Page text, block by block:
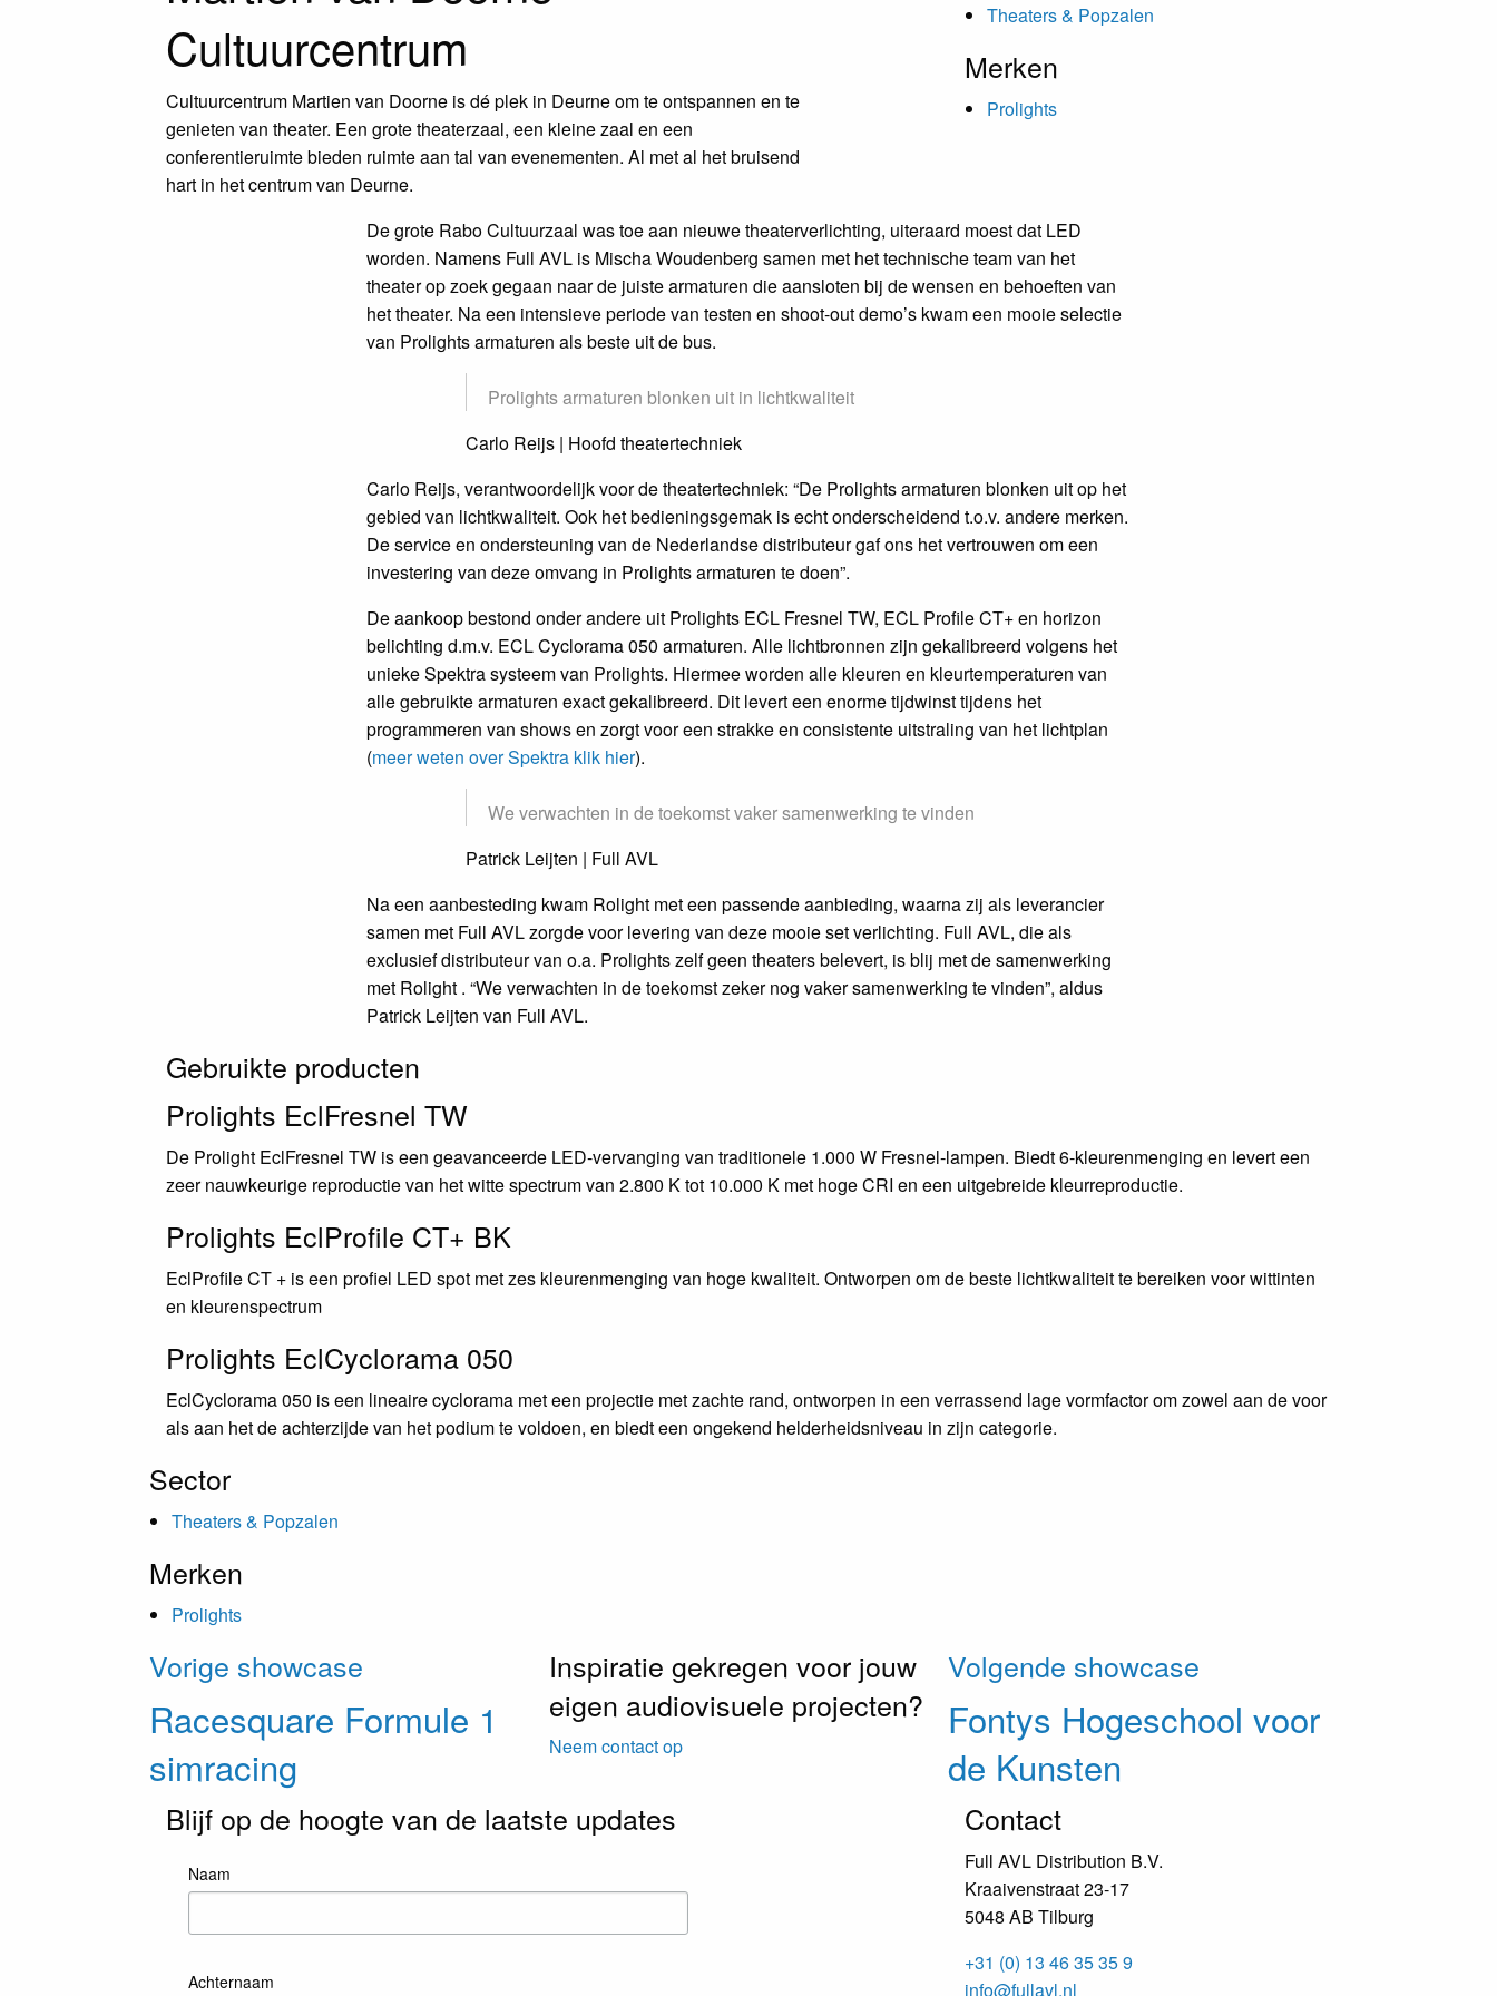
Cultuurcentrum
Cultuurcentrum Martien van Doorne is dé plek in Deurne om te ontspannen en te
genieten van theater. Een grote theaterzaal, een kleine zaal en een
conferentieruimte bieden ruimte aan tal van evenementen. Al met al het bruisend
hart in het centrum van Deurne.
Theaters & Popzalen
Merken
Prolights
De grote Rabo Cultuurzaal was toe aan nieuwe theaterverlichting, uiteraard moest dat LED
worden. Namens Full AVL is Mischa Woudenberg samen met het technische team van het
theater op zoek gegaan naar de juiste armaturen die aansloten bij de wensen en behoeften van
het theater. Na een intensieve periode van testen en shoot-out demo’s kwam een mooie selectie
van Prolights armaturen als beste uit de bus.
Prolights armaturen blonken uit in lichtkwaliteit
Carlo Reijs | Hoofd theatertechniek
Carlo Reijs, verantwoordelijk voor de theatertechniek: “De Prolights armaturen blonken uit op het
gebied van lichtkwaliteit. Ook het bedieningsgemak is echt onderscheidend t.o.v. andere merken.
De service en ondersteuning van de Nederlandse distributeur gaf ons het vertrouwen om een
investering van deze omvang in Prolights armaturen te doen”.
De aankoop bestond onder andere uit Prolights ECL Fresnel TW, ECL Profile CT+ en horizon
belichting d.m.v. ECL Cyclorama 050 armaturen. Alle lichtbronnen zijn gekalibreerd volgens het
unieke Spektra systeem van Prolights. Hiermee worden alle kleuren en kleurtemperaturen van
alle gebruikte armaturen exact gekalibreerd. Dit levert een enorme tijdwinst tijdens het
programmeren van shows en zorgt voor een strakke en consistente uitstraling van het lichtplan
(meer weten over Spektra klik hier).
We verwachten in de toekomst vaker samenwerking te vinden
Patrick Leijten | Full AVL
Na een aanbesteding kwam Rolight met een passende aanbieding, waarna zij als leverancier
samen met Full AVL zorgde voor levering van deze mooie set verlichting. Full AVL, die als
exclusief distributeur van o.a. Prolights zelf geen theaters belevert, is blij met de samenwerking
met Rolight . “We verwachten in de toekomst zeker nog vaker samenwerking te vinden”, aldus
Patrick Leijten van Full AVL.
Gebruikte producten
Prolights EclFresnel TW
De Prolight EclFresnel TW is een geavanceerde LED-vervanging van traditionele 1.000 W Fresnel-lampen. Biedt 6-kleurenmenging en levert een
zeer nauwkeurige reproductie van het witte spectrum van 2.800 K tot 10.000 K met hoge CRI en een uitgebreide kleurreproductie.
Prolights EclProfile CT+ BK
EclProfile CT + is een profiel LED spot met zes kleurenmenging van hoge kwaliteit. Ontworpen om de beste lichtkwaliteit te bereiken voor wittinten
en kleurenspectrum
Prolights EclCyclorama 050
EclCyclorama 050 is een lineaire cyclorama met een projectie met zachte rand, ontworpen in een verrassend lage vormfactor om zowel aan de voor
als aan het de achterzijde van het podium te voldoen, en biedt een ongekend helderheidsniveau in zijn categorie.
Sector
Theaters & Popzalen
Merken
Prolights
Vorige showcase
Racesquare Formule 1
simracing
Inspiratie gekregen voor jouw
eigen audiovisuele projecten?
Neem contact op
Volgende showcase
Fontys Hogeschool voor
de Kunsten
Blijf op de hoogte van de laatste updates
Naam
Achternaam
Contact
Full AVL Distribution B.V.
Kraaivenstraat 23-17
5048 AB Tilburg
+31 (0) 13 46 35 35 9
info@fullavl.nl